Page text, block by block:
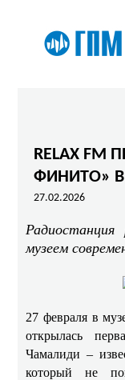
RELAX
ФИНИТО» В
27.02.2026
Радиостанция
музеем
27 февраля в
открылась
Чамалиди –
который не